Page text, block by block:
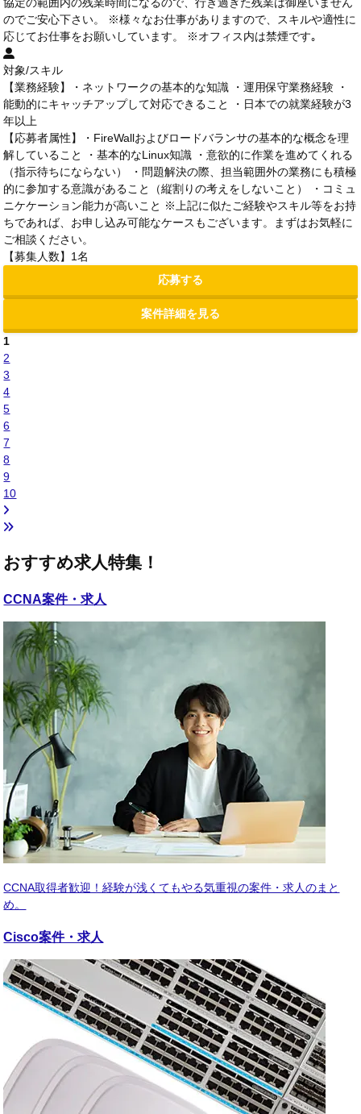
のでご安心下さい。 ※様々なお仕事がありますので、スキルや適性に
応じてお仕事をお願いしています。 ※オフィス内は禁煙です｡
対象/スキル
【業務経験】・ネットワークの基本的な知識 ・運用保守業務経験 ・
能動的にキャッチアップして対応できること ・日本での就業経験が3
年以上
【応募者属性】・FireWallおよびロードバランサの基本的な概念を理
解していること ・基本的なLinux知識 ・意欲的に作業を進めてくれる
（指示待ちにならない） ・問題解決の際、担当範囲外の業務にも積極
的に参加する意識があること（縦割りの考えをしないこと） ・コミュ
ニケケーション能力が高いこと ※上記に似たご経験やスキル等をお持
ちであれば、お申し込み可能なケースもございます。まずはお気軽に
ご相談ください。
【募集人数】1名
応募する
案件詳細を見る
1
2
3
4
5
6
7
8
9
10
おすすめ求人特集！
CCNA案件・求人
CCNA取得者歓迎！経験が浅くてもやる気重視の案件・求人のまと
め。
Cisco案件・求人